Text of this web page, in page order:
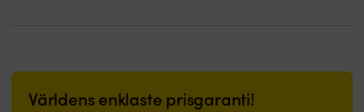
Världens enklaste prisgaranti!